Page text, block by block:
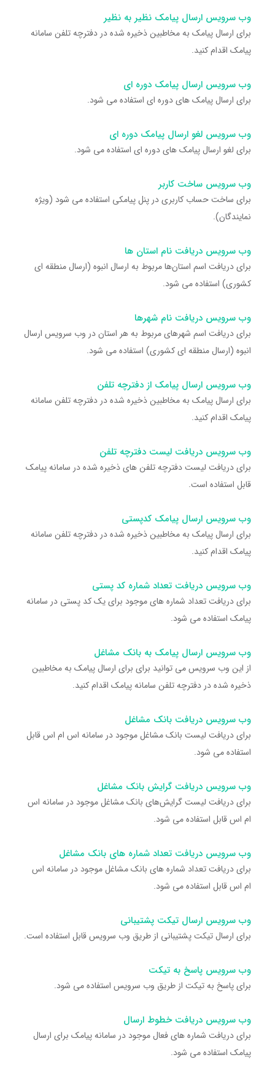
وب سرویس ارسال پیامک نظیر به نظیر
برای ارسال پیامک به مخاطبین ذخیره شده در دفترچه تلفن سامانه
پیامک اقدام کنید.
وب سرویس ارسال پیامک دوره ای
برای ارسال پیامک های دوره ای استفاده می شود.
وب سرویس لغو ارسال پیامک دوره ای
برای لغو ارسال پیامک های دوره ای استفاده می شود.
وب سرویس ساخت کاربر
برای ساخت حساب کاربری در پنل پیامکی استفاده می شود (ویژه
نمایندگان).
وب سرویس دریافت نام استان ها
برای دریافت اسم استان‌ها مربوط به ارسال انبوه (ارسال منطقه ای
کشوری) استفاده می شود.
وب سرویس دریافت نام شهرها
برای دریافت اسم شهرهای مربوط به هر استان در وب سرویس ارسال
انبوه (ارسال منطقه ای کشوری) استفاده می شود.
وب سرویس ارسال پیامک از دفترچه تلفن
برای ارسال پیامک به مخاطبین ذخیره شده در دفترچه تلفن سامانه
پیامک اقدام کنید.
وب سرویس دریافت لیست دفترچه تلفن
برای دریافت لیست دفترچه تلفن های ذخیره شده در سامانه پیامک
قابل استفاده است.
وب سرویس ارسال پیامک کدپستی
برای ارسال پیامک به مخاطبین ذخیره شده در دفترچه تلفن سامانه
پیامک اقدام کنید.
وب سرویس دریافت تعداد شماره کد پستی
برای دریافت تعداد شماره های موجود برای یک کد پستی در سامانه
پیامک استفاده می شود.
وب سرویس ارسال پیامک به بانک مشاغل
از این وب سرویس می توانید برای برای ارسال پیامک به مخاطبین
ذخیره شده در دفترچه تلفن سامانه پیامک اقدام کنید.
وب سرویس دریافت بانک مشاغل
برای دریافت لیست بانک مشاغل موجود در سامانه اس ام اس قابل
استفاده می شود.
وب سرویس دریافت گرایش بانک مشاغل
برای دریافت لیست گرایش‌های بانک مشاغل موجود در سامانه اس
ام اس قابل استفاده می شود.
وب سرویس دریافت تعداد شماره های بانک مشاغل
برای دریافت تعداد شماره های بانک مشاغل موجود در سامانه اس
ام اس قابل استفاده می شود.
وب سرویس ارسال تیکت پشتیبانی
برای ارسال تیکت پشتیبانی از طریق وب سرویس قابل استفاده است.
وب سرویس پاسخ به تیکت
برای پاسخ به تیکت از طریق وب سرویس استفاده می شود.
وب سرویس دریافت خطوط ارسال
برای دریافت شماره های فعال موجود در سامانه پیامک برای ارسال
پیامک استفاده می شود.